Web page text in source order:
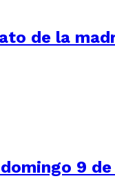
de la
9